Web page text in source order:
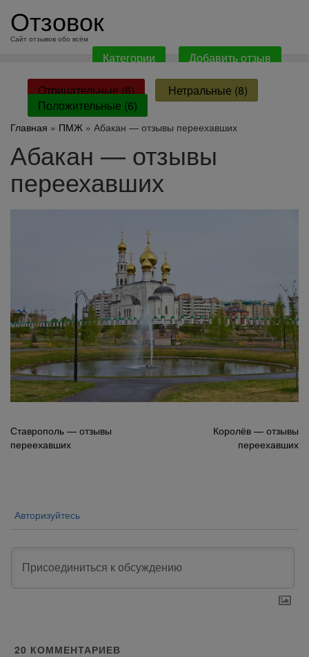
содержанию
Отзовок
Сайт отзывов обо всём
Категории Добавить отзыв
Отрицательные (6)
Нетральные (8)
Положительные (6)
Главная » ПМЖ » Абакан — отзывы переехавших
Абакан — отзывы
переехавших
Навигация
по
Ставрополь — отзывы
переехавших
Королёв — отзывы
переехавших
Авторизуйтесь
20 КОММЕНТАРИЕВ